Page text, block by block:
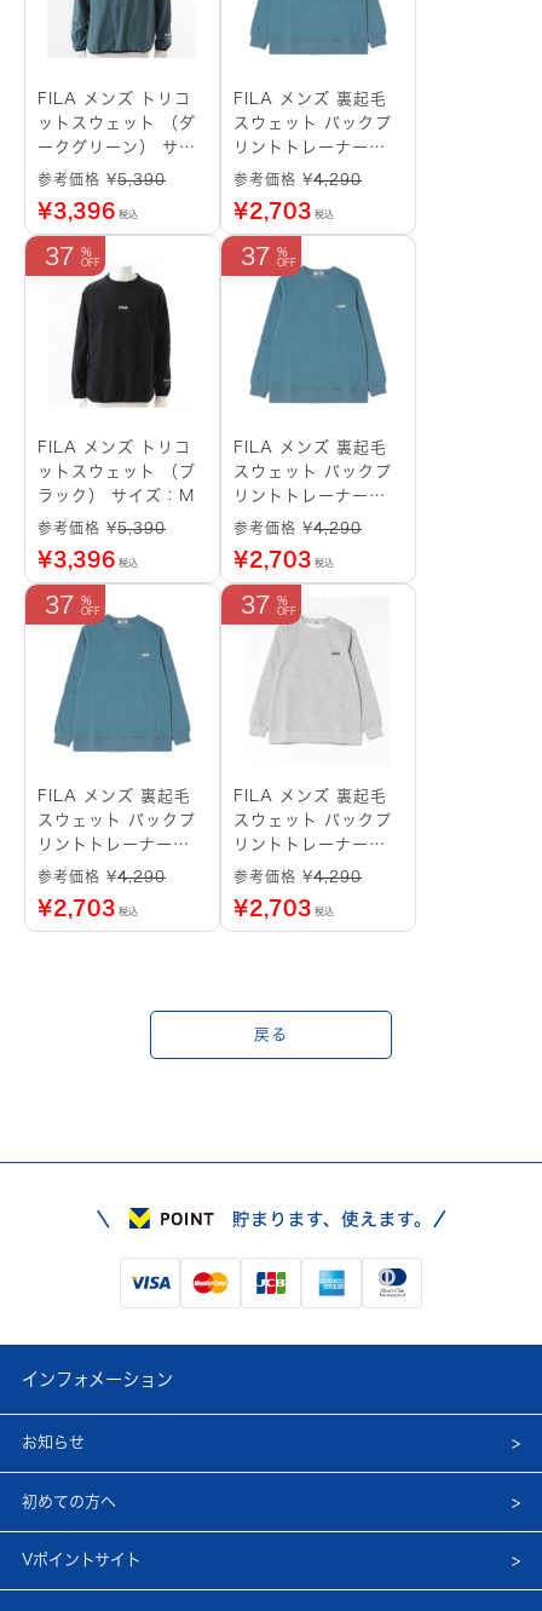
FILA メンズ トリコ
ットスウェット （ダ
ークグリーン） サイ
ズ：M
参考価格 ¥5,390
¥3,396 税込
FILA メンズ 裏起毛
スウェット バックプ
リントトレーナー
（ターコイズブルー）
参考価格 ¥4,290
¥2,703 税込
37
FILA メンズ トリコ
ットスウェット （ブ
ラック） サイズ：M
参考価格 ¥5,390
¥3,396 税込
37
FILA メンズ 裏起毛
スウェット バックプ
リントトレーナー
（ターコイズブルー）
参考価格 ¥4,290
¥2,703 税込
37
FILA メンズ 裏起毛
スウェット バックプ
リントトレーナー
（ターコイズブルー）
参考価格 ¥4,290
¥2,703 税込
37
FILA メンズ 裏起毛
スウェット バックプ
リントトレーナー
（グレー） サイズ：
参考価格 ¥4,290
¥2,703 税込
戻る
インフォメーション
お知らせ
初めての方へ
Vポイントサイト